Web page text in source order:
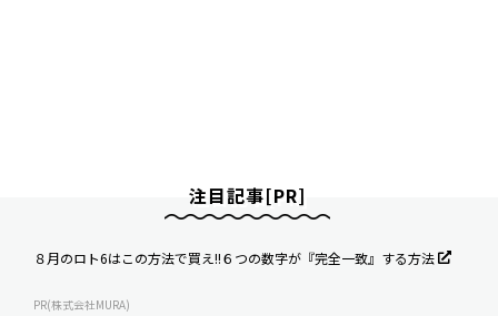
注目記事[PR]
８月のロト6はこの方法で買え!!６つの数字が『完全一致』する方法
PR(株式会社MURA)